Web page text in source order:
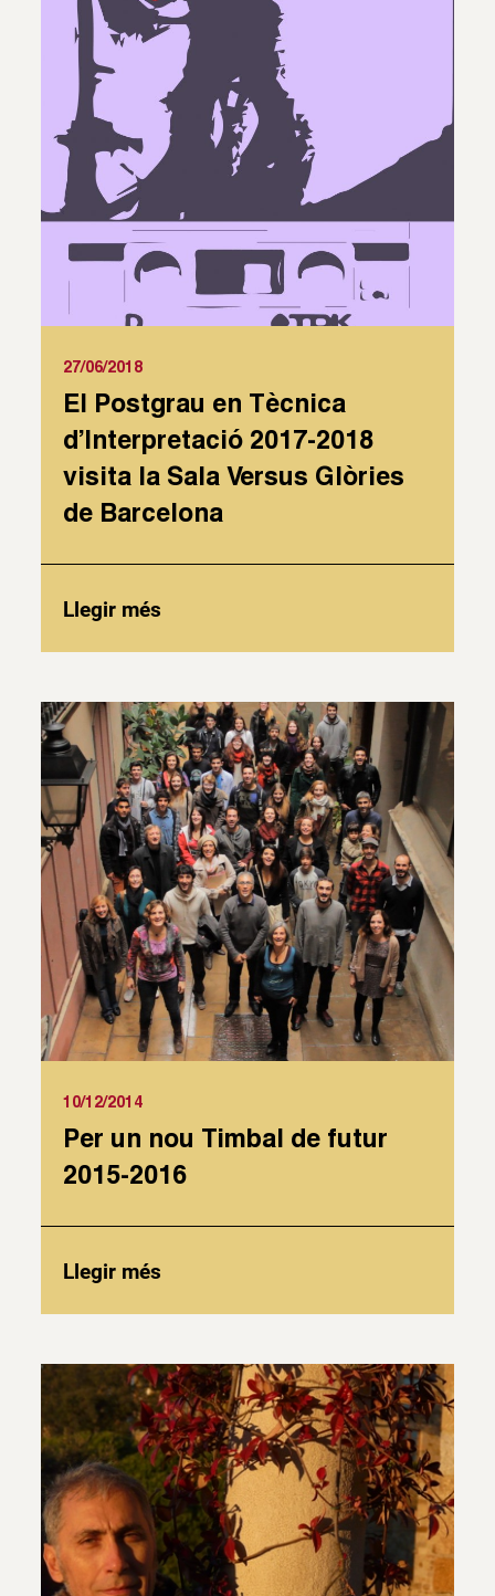
27/06/2018
El Postgrau en Tècnica
d’Interpretació 2017-2018
visita la Sala Versus Glòries
de Barcelona
Llegir més
10/12/2014
Per un nou Timbal de futur
2015-2016
Llegir més